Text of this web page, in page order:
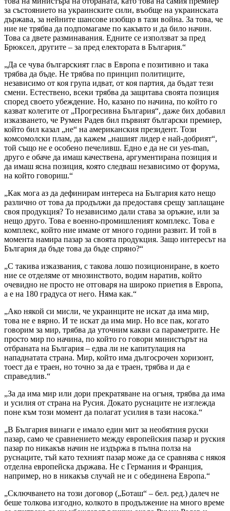
за състоянието на украинските сили, въобще на украинската
държава, за нейните шансове изобщо в тази война. За това, че
ние не трябва да подпомагаме по какъвто и да било начин.
Това са двете разминавания. Едните се използват за пред
Брюксел, другите – за пред електората в България.“
„Да се чува българският глас в Европа е позитивно и така
трябва да бъде. Не трябва по принцип политиците,
независимо от коя група идват, от коя партия, да бъдат тези
смени. Естествено, всеки трябва да защитава своята позиция
според своето убеждение. Но, казано по начина, по който го
казват колегите от „Прогресивна България“, даже бих добавил
изказването, че Румен Радев бил първият български премиер,
който бил казал „не“ на американския президент. Този
комсомолски плам, да кажем „нашият лидер е най-добрият“,
той също не е особено печеливш. Едно е да не си yes-man,
друго е обаче да имаш качествена, аргументирана позиция и
да имаш ясна позиция, която следваш независимо от форума,
на който говориш.“
„Как мога аз да дефинирам интереса на България като нещо
различно от това да продължи да предоставя срещу заплащане
своя продукция? То независимо дали става за оръжие, или за
нещо друго. Това е военно-промишленият комплекс. Това е
комплекс, който ние имаме от много години развит. И той в
момента намира пазар за своята продукция. Защо интересът на
България да бъде това да бъде спряно?“
„С такива изказвания, с такова лошо позициониране, в което
ние се отделяме от мнозинството, водим наратив, който
очевидно не просто не отговаря на широко приетия в Европа,
а е на 180 градуса от него. Няма как.“
„Ако някой си мисли, че украинците не искат да има мир,
това не е вярно. И те искат да има мир. Но все пак, когато
говорим за мир, трябва да уточним какви са параметрите. Не
просто мир по начина, по който го говори министърът на
отбраната на България – едва ли не капитулация на
нападнатата страна. Мир, който има дългосрочен хоризонт,
тоест да е траен, но точно за да е траен, трябва и да е
справедлив.“
„За да има мир или дори прекратяване на огъня, трябва да има
и усилия от страна на Русия. Докато руснаците не изглежда
поне към този момент да полагат усилия в тази насока.“
„В България винаги е имало един мит за необятния руски
пазар, само че сравнението между европейския пазар и руския
пазар по никакъв начин не издържа в пълна полза на
руснаците, тъй като техният пазар може да се сравнява с някоя
отделна европейска държава. Не с Германия и Франция,
например, но в никакъв случай не и с обединена Европа.“
„Сключването на този договор („Боташ“ – бел. ред.) далеч не
беше толкова изгодно, колкото в продължение на много време